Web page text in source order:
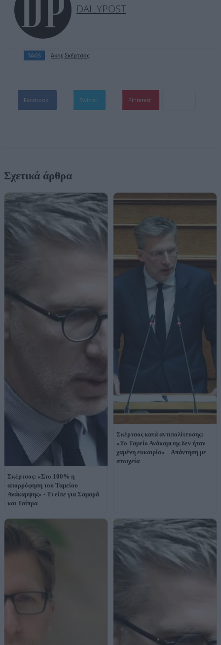
DAILYPOST
TAGS Άκης Σκέρτσος
Facebook Twitter Pinterest
Σχετικά άρθρα
Σκέρτσος: «Στο 100% η
απορρόφηση του Ταμείου
Ανάκαμψης» - Τι είπε για Σαμαρά
και Τσίπρα
Σκέρτσος κατά αντιπολίτευσης:
«Το Ταμείο Ανάκαμψης δεν ήταν
χαμένη ευκαιρία» – Απάντηση με
στοιχεία